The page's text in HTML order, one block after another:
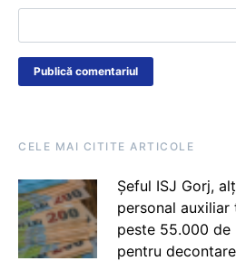
CELE MAI CITITE ARTICOLE
Șeful ISJ Gorj,
personal auxiliar
peste 55.000 de
pentru